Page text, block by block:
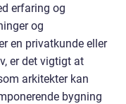
erfaring og
og
en privatkunde eller
er det vigtigt at
arkitekter kan
bygning